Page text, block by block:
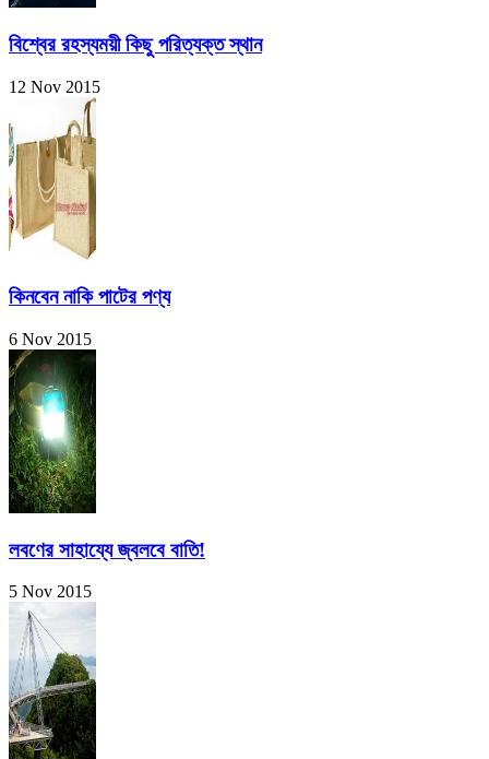
বিশ্বের রহস্যময়ী কিছু পরিত্যক্ত স্থান
12 Nov 2015
কিনবেন নাকি পাটের পণ্য
6 Nov 2015
লবণের সাহায্যে জ্বলবে বাতি!
5 Nov 2015